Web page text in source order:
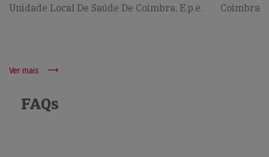
Unidade Local De Saúde De Coimbra, E.p.e. Coimbra
Ver mais
FAQs